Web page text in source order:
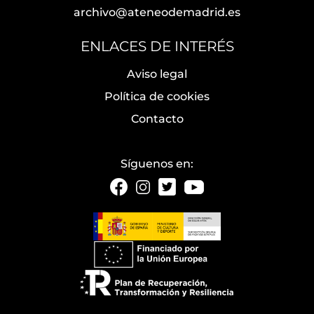
archivo@ateneodemadrid.es
ENLACES DE INTERÉS
Aviso legal
Política de cookies
Contacto
Síguenos en: